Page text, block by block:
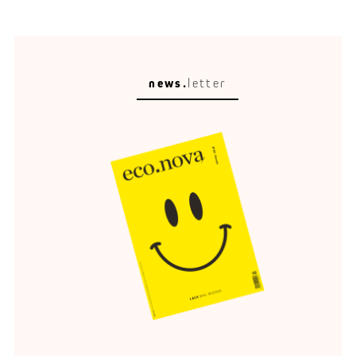
Circular Escape
Eine schöne Umgebung verändert, wie wir reisen,
entspannen und erinnern.
news.letter